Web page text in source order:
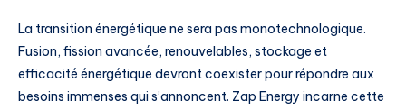
La transition énergétique ne sera pas monotechnologique.
Fusion, fission avancée, renouvelables, stockage et
efficacité énergétique devront coexister pour répondre aux
besoins immenses qui s’annoncent. Zap Energy incarne cette